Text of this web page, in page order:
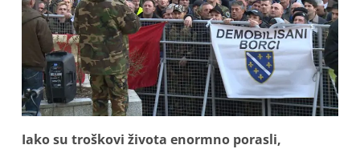
Iako su troškovi života enormno porasli,